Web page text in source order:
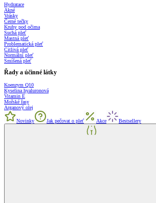
Hydratace
Akné
Vrásky
Černé tečky
Kruhy pod očima
Suchá pleť
Mastná pleť
Problematická pleť
Citlivá pleť
Normální pleť
Smíšená pleť
Řady a účinné látky
Koenzym Q10
Kyselina hyaluronová
Vitamin E
Mořské řasy
Arganový olej
Novinky Jak pečovat o pleť Akce Bestsellery